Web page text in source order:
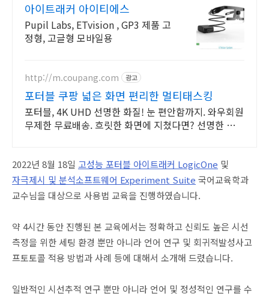
아이트래커 아이티에스
Pupil Labs, ETvision , GP3 제품 고
정형, 고글형 모바일용
http://m.coupang.com 광고
포터블 쿠팡 넓은 화면 편리한 멀티태스킹
포터블, 4K UHD 선명한 화질! 눈 편안함까지. 와우회원
무제한 무료배송. 흐릿한 화면에 지쳤다면? 선명한 모니
2022년 8월 18일 고성능 포터블 아이트래커 LogicOne 및
자극제시 및 분석소프트웨어 Experiment Suite 국어교육학과
교수님을 대상으로 사용법 교육을 진행하였습니다.
약 4시간 동안 진행된 본 교육에서는 정확하고 신뢰도 높은 시선
측정을 위한 세팅 환경 뿐만 아니라 언어 연구 및 회귀적발성사고
프토토콜 적용 방법과 사례 등에 대해서 소개해 드렸습니다.
일반적인 시선추적 연구 뿐만 아니라 언어 및 정성적인 연구를 수